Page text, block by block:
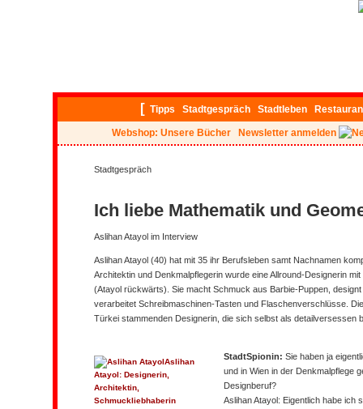
[ Tipps Stadtgespräch Stadtleben
Webshop: Unsere Bücher Newsletter anmelden
Stadtgespräch
Ich liebe Mathematik und
Aslihan Atayol im Interview
Aslihan Atayol (40) hat mit 35 ihr Berufsleben samt Nachnamen
Architektin und Denkmalpflegerin wurde eine Allround-Designerin
(Atayol rückwärts). Sie macht Schmuck aus Barbie-Puppen,
verarbeitet Schreibmaschinen-Tasten und Flaschenverschlüsse.
Türkei stammenden Designerin, die sich selbst als detailversessen
Aslihan
Atayol: Designerin,
Architektin,
Schmuckliebhaberin
StadtSpionin: Sie haben ja
und in Wien in der Denkmalpflege
Designberuf?
Aslihan Atayol: Eigentlich habe ich